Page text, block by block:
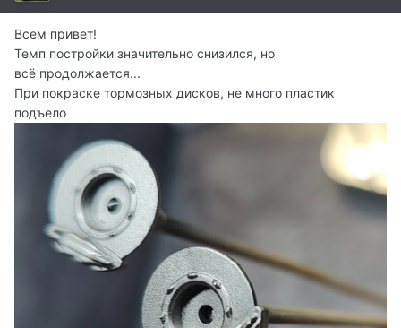
Всем привет!
Темп постройки значительно снизился, но
всё продолжается...
При покраске тормозных дисков, не много пластик
подъело